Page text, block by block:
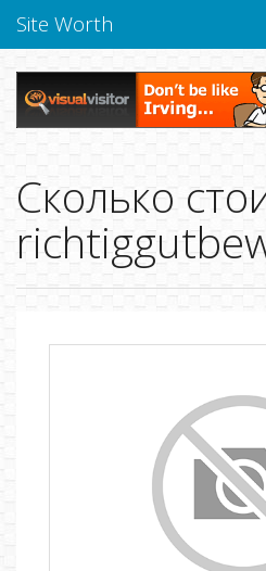
Site Worth
Сколько